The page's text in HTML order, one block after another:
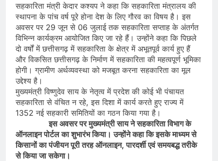
सहकारिता मंत्री केदार कश्यप ने कहा कि सहकारिता मंत्रालय की
स्थापना के पांच वर्ष पूरे होना देश के लिए गौरव का विषय है। इस
अवसर पर 29 जून से 06 जुलाई तक सहकारिता सप्ताह के अंतर्गत
विभिन्न कार्यक्रम आयोजित किए जा रहे हैं। उन्होंने कहा कि पिछले
दो वर्षों में छत्तीसगढ़ में सहकारिता के क्षेत्र में अभूतपूर्व कार्य हुए हैं
और विकसित छत्तीसगढ़ के निर्माण में सहकारिता की महत्वपूर्ण भूमिका
होगी। ग्रामीण अर्थव्यवस्था को मजबूत करना सहकारिता का मूल
उद्देश्य है।
मुख्यमंत्री विष्णुदेव साय के नेतृत्व में प्रदेश की कोई भी पंचायत
सहकारिता से वंचित न रहे, इस दिशा में कार्य करते हुए राज्य में
1352 नई सहकारी समितियों का गठन किया गया है।
इस अवसर पर मुख्यमंत्री साय ने सहकारिता विभाग के
ऑनलाइन पोर्टल का शुभारंभ किया। उन्होंने कहा कि इसके माध्यम से
किसानों का पंजीयन पूरी तरह ऑनलाइन, पारदर्शी एवं समयबद्ध तरीके
से किया जा सकेगा।